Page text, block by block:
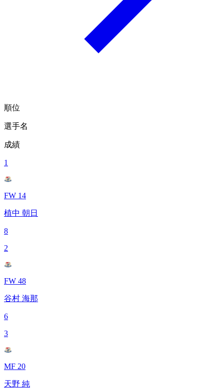
順位
選手名
成績
1
FW 14
植中 朝日
8
2
FW 48
谷村 海那
6
3
MF 20
天野 純